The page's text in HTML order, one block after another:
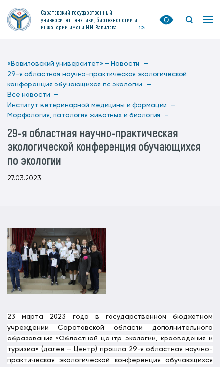
Саратовский государственный
университет генетики, биотехнологии и
инженерии имени Н.И. Вавилова
12+
«Вавиловский университет» — Новости —
29-я областная научно-практическая экологической
конференция обучающихся по экологии —
Все новости —
Институт ветеринарной медицины и фармации —
Морфология, патология животных и биология —
29-я областная научно-практическая
экологической конференция обучающихся
по экологии
27.03.2023
23 марта 2023 года в государственном бюджетном
учреждении Саратовской области дополнительного
образования «Областной центр экологии, краеведения и
туризма» (далее – Центр) прошла 29-я областная научно-
практическая экологической конференция обучающихся